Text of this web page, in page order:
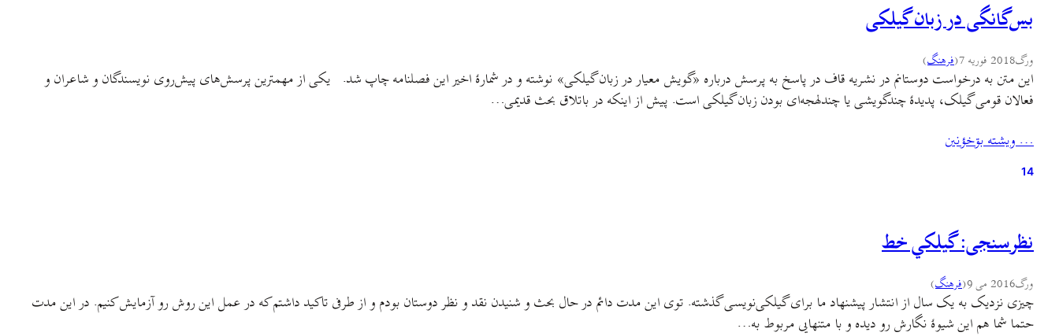
بس‌گانگی در زبان گیلکی
ورگ2018 فوریه 7 (فرهنگ)
این متن به درخواست دوستانم در نشریه قاف در پاسخ به پرسش درباره «گویش معیار در زبان گیلکی» نوشته و در شمارهٔ اخیر این فصلنامه چاپ شد. یکی از مهمترین پرسش‌های پیش‌روی نویسندگان و شاعران و
فعالان قومی گیلک، پدیدهٔ چندگویشی یا چندلهجه‌ای بودن زبان گیلکی است. پیش از اینکه در باتلاق بحث قدیمی…
… ويشته بۊخؤنين
14
نظرسنجی: گيلکي خط
ورگ2016 می 9 (فرهنگ)
چیزی نزدیک به یک سال از انتشار پیشنهاد ما برای گیلکی‌نویسی گذشته. توی این مدت دائم در حال بحث و شنیدن نقد و نظر دوستان بودم و از طرفی تاکید داشتم که در عمل این روش رو آزمایش کنیم. در این مدت
حتما شما هم این شیوهٔ نگارش رو دیده و با متنهایی مربوط به…